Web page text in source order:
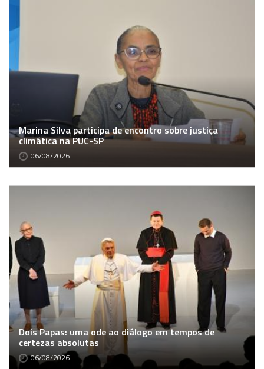
Marina Silva participa de encontro sobre justiça
climática na PUC-SP
06/08/2026
Dois Papas: uma ode ao diálogo em tempos de
certezas absolutas
06/08/2026